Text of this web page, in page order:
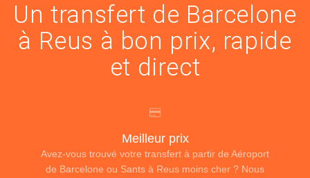
Un transfert de Barcelone
à Reus à bon prix, rapide
et direct
Meilleur prix
Avez-vous trouvé votre transfert à partir de Aéroport
de Barcelone ou Sants à Reus moins cher ? Nous